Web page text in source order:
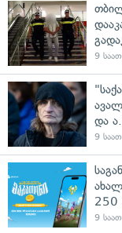
9
და
9
250
9